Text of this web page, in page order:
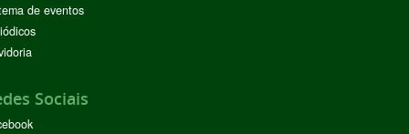
de eventos
Sociais